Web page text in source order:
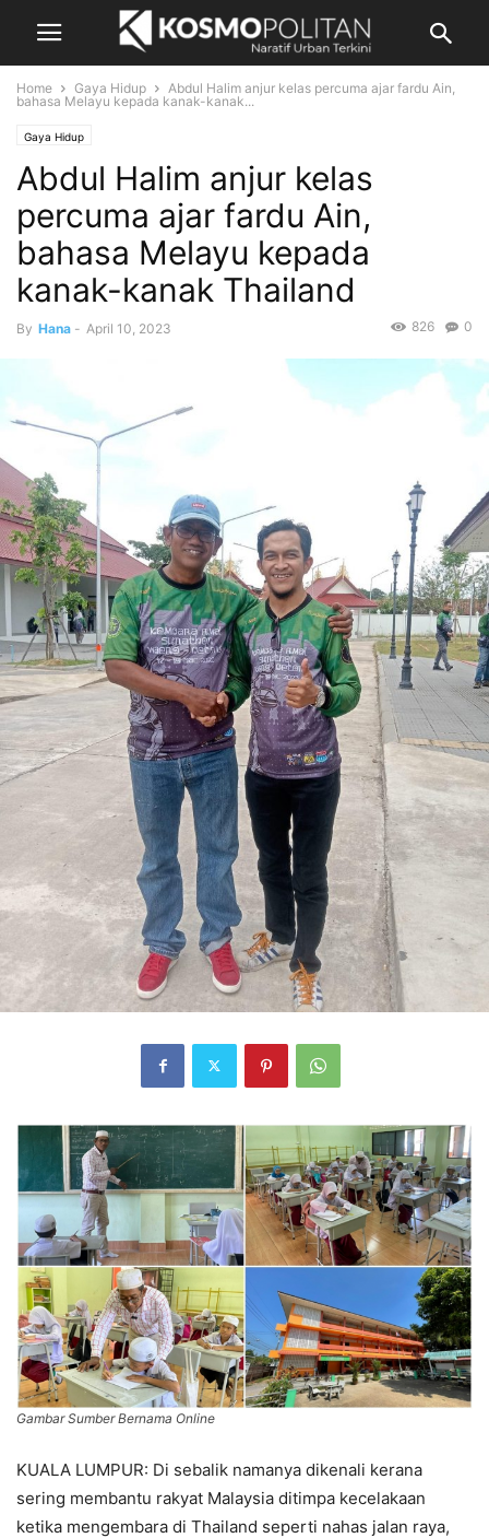
Home Gaya Hidup
Abdul Halim anjur kelas percuma ajar fardu Ain,
bahasa Melayu kepada kanak-kanak...
Gaya Hidup
Abdul Halim anjur kelas
percuma ajar fardu Ain,
bahasa Melayu kepada
kanak-kanak Thailand
By Hana - April 10, 2023 0
826
Gambar Sumber Bernama Online
KUALA LUMPUR: Di sebalik namanya dikenali kerana
sering membantu rakyat Malaysia ditimpa kecelakaan
ketika mengembara di Thailand seperti nahas jalan raya,